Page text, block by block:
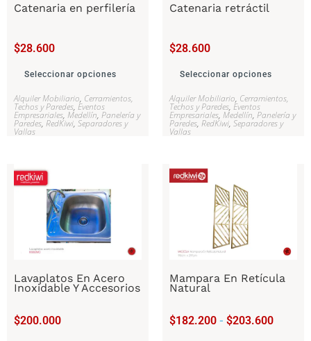
Catenaria en perfilería
$28.600
Seleccionar opciones
Alquiler Mobiliario, Cerramientos,
Techos y Paredes, Eventos
Empresariales, Medellín, Panelería y
Paredes, RedKiwi, Separadores y
Vallas
Catenaria retráctil
$28.600
Seleccionar opciones
Alquiler Mobiliario, Cerramientos,
Techos y Paredes, Eventos
Empresariales, Medellín, Panelería y
Paredes, RedKiwi, Separadores y
Vallas
Lavaplatos En Acero
Inoxidable Y Accesorios
$200.000
Mampara En Retícula
Natural
$182.200 - $203.600